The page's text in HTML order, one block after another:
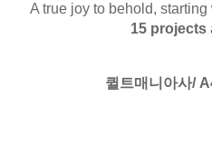
A true joy to behold,
15 projects
퀼트매니아사/